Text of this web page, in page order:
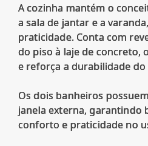
A cozinha mantém o
a sala de jantar e a
praticidade. Conta com
do piso à laje de concreto,
e reforça a durabilidade
Os dois banheiros
janela externa, garantindo
conforto e praticidade no